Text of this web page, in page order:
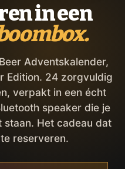
in een
Adventskalender,
Edition. 24 zorgvuldig
verpakt in een écht
speaker die je
staan. Het cadeau dat
reserveren.